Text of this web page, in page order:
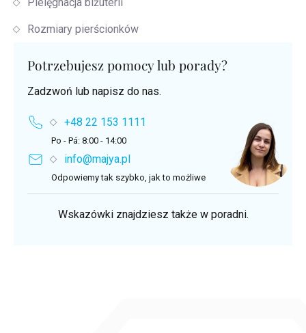
Rozmiary pierścionków
Potrzebujesz pomocy lub porady?
Zadzwoń lub napisz do nas.
+48 22 153 1111
Po - Pá: 8:00 - 14:00
info@majya.pl
Odpowiemy tak szybko, jak to możliwe
Wskazówki znajdziesz także w poradni.